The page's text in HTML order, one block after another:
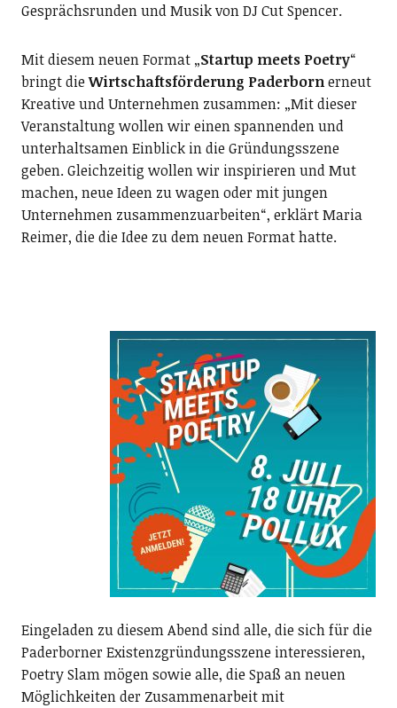
Gesprächsrunden und Musik von DJ Cut Spencer.
Mit diesem neuen Format „Startup meets Poetry“
bringt dieWirtschaftsförderung Paderbornerneut
Kreative und Unternehmen zusammen: „Mit dieser
Veranstaltung wollen wir einen spannenden und
unterhaltsamen Einblick in die Gründungsszene
geben. Gleichzeitig wollen wir inspirieren und Mut
machen, neue Ideen zu wagen oder mit jungen
Unternehmen zusammenzuarbeiten“, erklärt Maria
Reimer, die die Idee zu dem neuen Format hatte.
Eingeladen zu diesem Abend sind alle, die sich für die
Paderborner Existenzgründungsszene interessieren,
Poetry Slam mögen sowie alle, die Spaß an neuen
Möglichkeiten der Zusammenarbeit mit